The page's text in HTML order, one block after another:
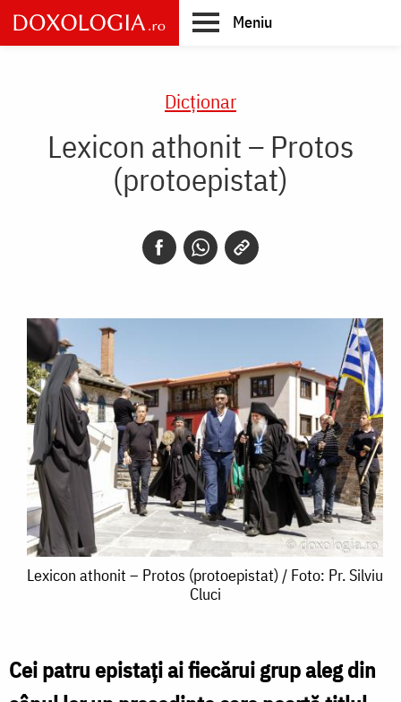
Skip
to
main
Meniu
Dicţionar
Lexicon athonit – Protos
(protoepistat)
Lexicon
Protos
Lexicon athonit – Protos (protoepistat) / Foto: Pr. Silviu
Cluci
Cei patru epistaţi ai fiecărui grup aleg din